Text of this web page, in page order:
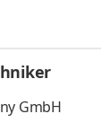
GmbH